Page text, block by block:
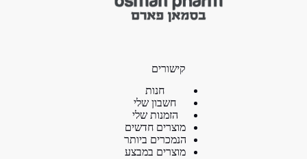
קישורים
חנות
חשבון שלי
הזמנות שלי
מוצרים חדשים
הנמכרים ביותר
מוצרים במבצע